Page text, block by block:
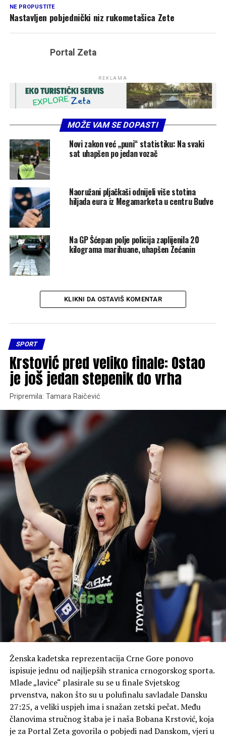
NE PROPUSTITE
Nastavljen pobjednički niz rukometašica Zete
Portal Zeta
REKLAMA
MOŽE VAM SE DOPASTI
Novi zakon već „puni“ statistiku: Na svaki
sat uhapšen po jedan vozač
Naoružani pljačkaši odnijeli više stotina
hiljada eura iz Megamarketa u centru Budve
Na GP Šćepan polje policija zaplijenila 20
kilograma marihuane, uhapšen Zećanin
KLIKNI DA OSTAVIŠ KOMENTAR
SPORT
Krstović pred veliko finale: Ostao
je još jedan stepenik do vrha
Pripremila: Tamara Raičević
Ženska kadetska reprezentacija Crne Gore ponovo
ispisuje jednu od najljepših stranica crnogorskog sporta.
Mlade „lavice“ plasirale su se u finale Svjetskog
prvenstva, nakon što su u polufinalu savladale Dansku
27:25, a veliki uspjeh ima i snažan zetski pečat. Među
članovima stručnog štaba je i naša Bobana Krstović, koja
je za Portal Zeta govorila o pobjedi nad Danskom, vjeri u